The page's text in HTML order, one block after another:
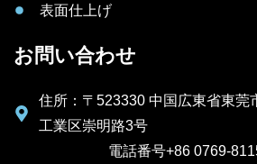
表面仕上げ
お問い合わせ
住所：〒523330 中国広東省東莞
工業区崇明路3号
電話番号+86 0769-